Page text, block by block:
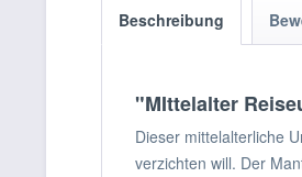
Beschreibung
"MIttelalter
Dieser mittelalterliche
verzichten will. Der